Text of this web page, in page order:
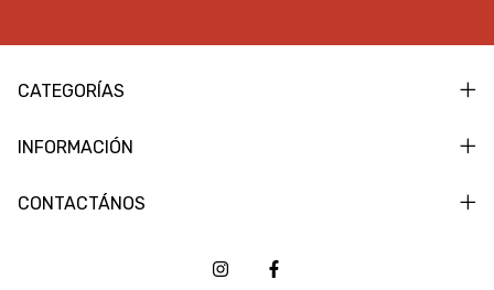
CATEGORÍAS
INFORMACIÓN
CONTACTÁNOS